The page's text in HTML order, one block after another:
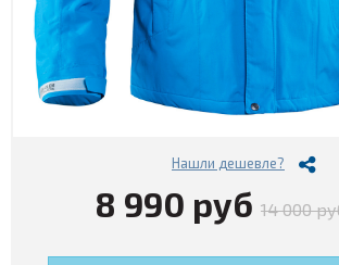
Нашли дешевле?
8 990 руб 14 000